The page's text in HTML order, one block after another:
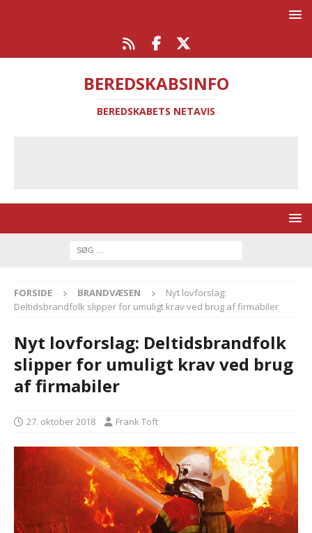
BEREDSKABSINFO
BEREDSKABETS NETAVIS
FORSIDE BRANDVÆSEN
Nyt lovforslag:
Deltidsbrandfolk slipper for umuligt krav ved brug af firmabiler
Nyt lovforslag: Deltidsbrandfolk
slipper for umuligt krav ved brug
af firmabiler
27. oktober 2018 Frank Toft